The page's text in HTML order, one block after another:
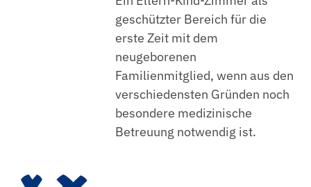
geschützter Bereich für die
erste Zeit mit dem
neugeborenen
Familienmitglied, wenn aus den
verschiedensten Gründen noch
besondere medizinische
Betreuung notwendig ist.